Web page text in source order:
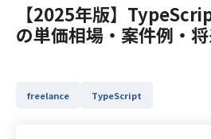
【2025年版】
の単価相場・案件例・
freelance TypeScript